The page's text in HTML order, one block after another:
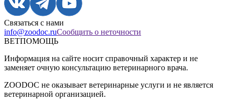
Связаться с нами
info@zoodoc.ruСообщить о неточности
ВЕТПОМОЩЬ
Информация на сайте носит справочный характер и не
заменяет очную консультацию ветеринарного врача.
ZOODOC не оказывает ветеринарные услуги и не является
ветеринарной организацией.